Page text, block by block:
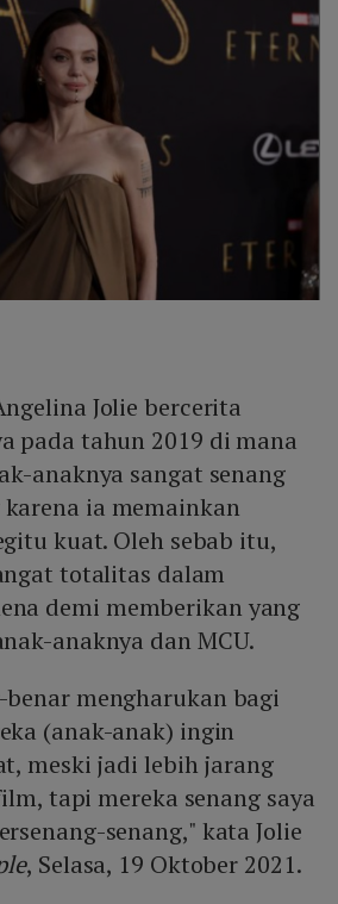
Jolie bercerita
pada tahun 2019 di mana
anaknya sangat senang
ia memainkan
kuat. Oleh sebab itu,
totalitas dalam
demi memberikan yang
anaknya dan MCU.
benar mengharukan bagi
(anak-anak) ingin
meski jadi lebih jarang
tapi mereka senang saya
senang," kata Jolie
, Selasa, 19 Oktober 2021.